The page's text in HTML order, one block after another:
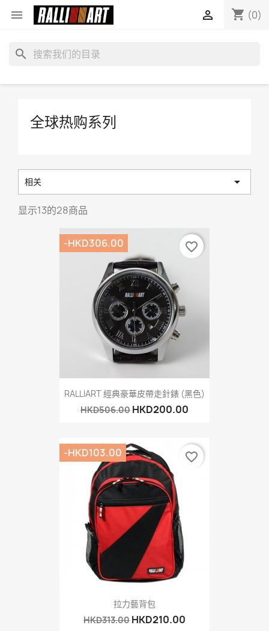
 shopping_cart (0)

search
全球热购系列
相关 
显示13的28商品
RALLIART 經典豪華皮帶走針錶 (黑色)
HKD506.00 HKD200.00
-HKD306.00 favorite_border
拉力藝背包
HKD313.00 HKD210.00
-HKD103.00 favorite_border